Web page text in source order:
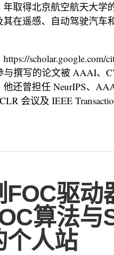
年取得北京航空航天大
在遥感、自动驾驶汽车
scholar.google.com/
与撰写的论文被 AAAI、
还曾担任 NeurIPS、
会议及 IEEE
FOC驱动
算法与
个人站